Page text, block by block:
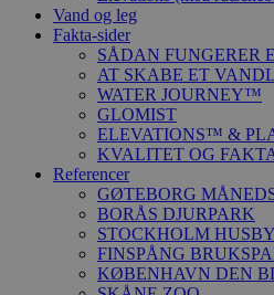
Vand og leg
Fakta-sider
SÅDAN FUNGERER
AT SKABE ET
WATER JOURNEY™
GLOMIST
ELEVATIONS™ &
KVALITET OG
Referencer
GØTEBORG
BORÅS DJURPARK
STOCKHOLM
FINSPÅNG
KØBENHAVN DEN